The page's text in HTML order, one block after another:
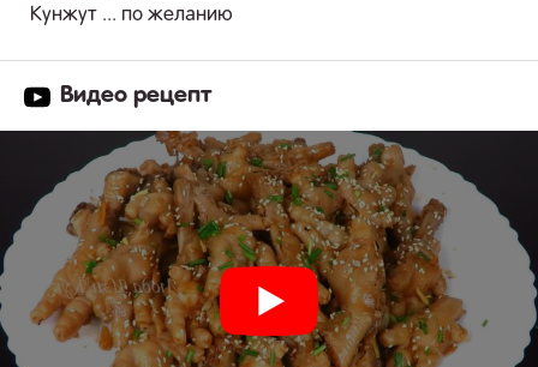
Кунжут ... по желанию
Видео рецепт